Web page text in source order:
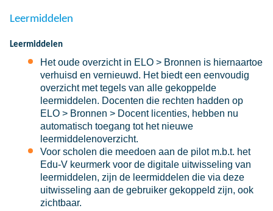
Leermiddelen
Leermiddelen
Het oude overzicht in ELO > Bronnen is hiernaartoe
verhuisd en vernieuwd. Het biedt een eenvoudig
overzicht met tegels van alle gekoppelde
leermiddelen. Docenten die rechten hadden op
ELO > Bronnen > Docent licenties, hebben nu
automatisch toegang tot het nieuwe
leermiddelenoverzicht.
Voor scholen die meedoen aan de pilot m.b.t. het
Edu-V keurmerk voor de digitale uitwisseling van
leermiddelen, zijn de leermiddelen die via deze
uitwisseling aan de gebruiker gekoppeld zijn, ook
zichtbaar.